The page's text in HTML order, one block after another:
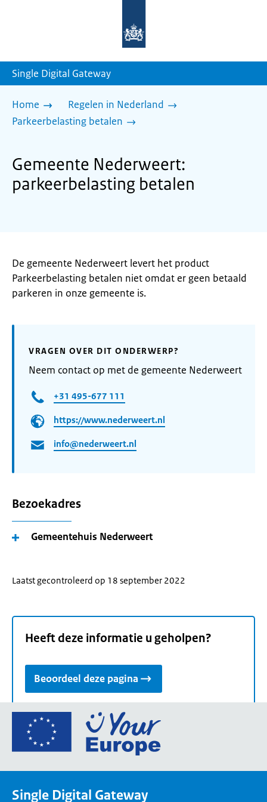
homepage
Single Digital Gateway
Home
Regelen in Nederland
Parkeerbelasting betalen
Gemeente Nederweert:
parkeerbelasting betalen
De gemeente Nederweert levert het product
Parkeerbelasting betalen niet omdat er geen betaald
parkeren in onze gemeente is.
VRAGEN OVER DIT ONDERWERP?
Neem contact op met de gemeente Nederweert
+31 495-677 111
https://www.nederweert.nl
info@nederweert.nl
Bezoekadres
Gemeentehuis Nederweert
Laatst gecontroleerd op 18 september 2022
Heeft deze informatie u geholpen?
Beoordeel deze pagina
Ga
de
Single Digital Gateway